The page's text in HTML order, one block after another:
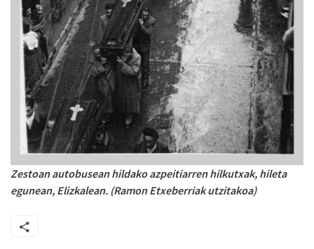
Zestoan autobusean hildako azpeitiarren hilkutxak, hileta
egunean, Elizkalean. (Ramon Etxeberriak utzitakoa)